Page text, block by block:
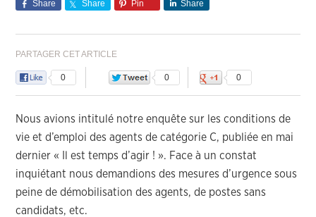
Share Share Pin Share
PARTAGER CET ARTICLE
0 0 0
Nous avions intitulé notre enquête sur les conditions de
vie et d’emploi des agents de catégorie C, publiée en mai
dernier « Il est temps d’agir ! ». Face à un constat
inquiétant nous demandions des mesures d’urgence sous
peine de démobilisation des agents, de postes sans
candidats, etc.